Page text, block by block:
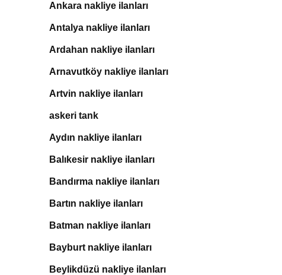
Ankara nakliye ilanları
Antalya nakliye ilanları
Ardahan nakliye ilanları
Arnavutköy nakliye ilanları
Artvin nakliye ilanları
askeri tank
Aydın nakliye ilanları
Balıkesir nakliye ilanları
Bandırma nakliye ilanları
Bartın nakliye ilanları
Batman nakliye ilanları
Bayburt nakliye ilanları
Beylikdüzü nakliye ilanları